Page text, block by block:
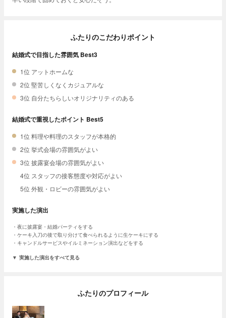
ふたりのこだわりポイント
結婚式で目指した雰囲気 Best3
1位 アットホームな
2位 堅苦しくなくカジュアルな
3位 自分たちらしいオリジナリティのある
結婚式で重視したポイント Best5
1位 料理や料理のスタッフが本格的
2位 挙式会場の雰囲気がよい
3位 披露宴会場の雰囲気がよい
4位 スタッフの接客態度や対応がよい
5位 外観・ロビーの雰囲気がよい
実施した演出
夜に披露宴・結婚パーティをする
ケーキ入刀の後で取り分けて食べられるように生ケーキにする
キャンドルサービスやイルミネーション演出などをする
実施した演出をすべて見る
ふたりのプロフィール